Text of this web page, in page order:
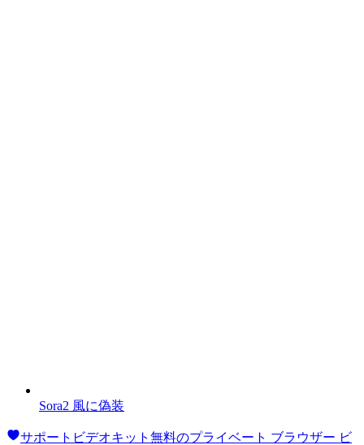
Sora2 風に偽装
サポートビデオキット 無料のプライベート ブラウザー ビ